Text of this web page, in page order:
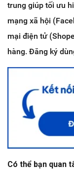
trung giúp tối ưu
mạng xã hội
mại điện tử
hàng. Đăng ký
Có thể bạn quan